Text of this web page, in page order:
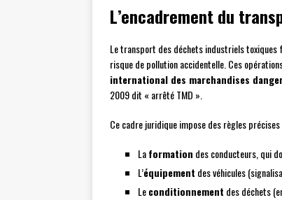
L’encadrement du
Le transport des déchets industriels
risque de pollution accidentelle. Ces
international des marchandises
2009 dit « arrêté TMD ».
Ce cadre juridique impose des règles
Laformation des conducteurs, qui
L’équipement des véhicules
Leconditionnement des déchets